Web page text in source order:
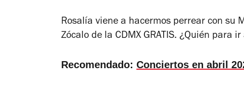
Rosalía viene a hacermos perrear con su
Zócalo de la CDMX GRATIS. ¿Quién para
Recomendado: Conciertos en abril